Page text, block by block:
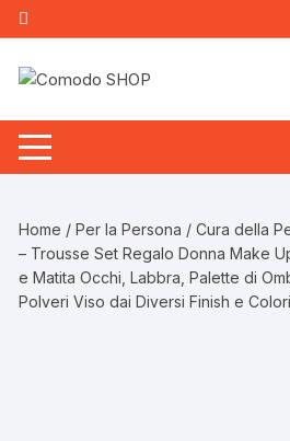
Vai
al
contenuto
Home /Per la Persona /Cura della
– Trousse Set Regalo Donna Make
e Matita Occhi, Labbra, Palette di
Polveri Viso dai Diversi Finish e